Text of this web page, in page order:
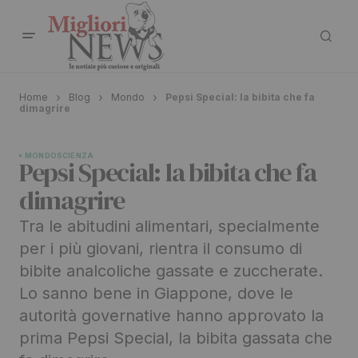
Home Blog Mondo
Pepsi Special: la bibita che fa
dimagrire
MONDOSCIENZA
Pepsi Special: la bibita che fa
dimagrire
Tra le abitudini alimentari, specialmente
per i più giovani, rientra il consumo di
bibite analcoliche gassate e zuccherate.
Lo sanno bene in Giappone, dove le
autorità governative hanno approvato la
prima Pepsi Special, la bibita gassata che